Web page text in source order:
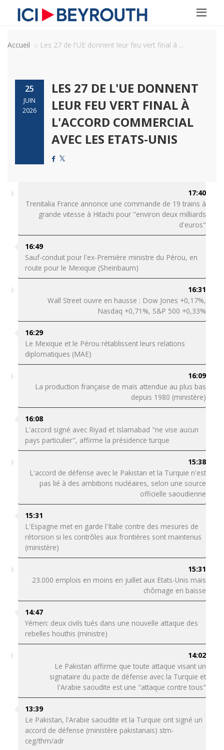
Accueil Les 27 de l'UE donnent leur feu vert final à ...
25
JUIN
2026
LES 27 DE L'UE DONNENT
LEUR FEU VERT FINAL À
L'ACCORD COMMERCIAL
AVEC LES ETATS-UNIS
17:40
Trenitalia France annonce une commande de 19 trains à
grande vitesse à Hitachi pour "environ deux milliards
d'euros"
16:49
Sauf-conduit pour l'ex-Première ministre du Pérou, en
route pour le Mexique (Sheinbaum)
16:31
Wall Street ouvre en hausse : Dow Jones +0,17%,
Nasdaq +0,71%, S&P 500 +0,33%
16:29
Le Mexique et le Pérou rétablissent leurs relations
diplomatiques (MAE)
16:09
La production française de maïs attendue au plus bas
depuis 1980 (ministère)
16:08
L'accord signé avec Riyad et Islamabad "ne vise aucun
pays particulier", affirme la présidence turque
15:38
L'accord de défense avec le Pakistan et la Turquie n'est
pas lié à des ambitions nucléaires, selon une source
officielle saoudienne
15:31
L'Espagne met en garde l'Italie contre des mesures de
rétorsion si les contrôles aux frontières sont maintenus
(ministère)
15:31
23.000 emplois en moins en juillet aux Etats-Unis mais
chômage en baisse
14:47
Yémen: deux civils tués dans une nouvelle attaque des
rebelles houthis (ministre)
14:02
Le Pakistan affirme que toute attaque visant un
signataire du pacte de défense avec la Turquie et
l'Arabie saoudite est une "attaque contre tous"
13:39
Le Pakistan, l'Arabie saoudite et la Turquie ont signé un
accord de défense (ministère pakistanais) stm-
ceg/thm/adr